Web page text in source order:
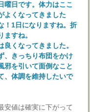
曜日です。体力はここ
よくなってきました
！1日になりますね。折
すね。
くなってきました。
、きっちり布団をかけ
邪を引いて面倒なこと
、体調を維持したいで
安値は確実に下がって